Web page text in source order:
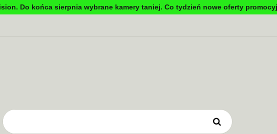
Do końca sierpnia wybrane kamery taniej. Co tydzień nowe oferty